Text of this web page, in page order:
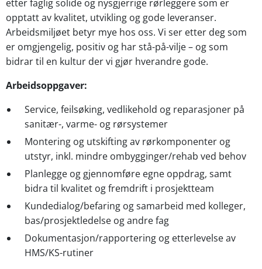
etter faglig solide og nysgjerrige rørleggere som er
opptatt av kvalitet, utvikling og gode leveranser.
Arbeidsmiljøet betyr mye hos oss. Vi ser etter deg som
er omgjengelig, positiv og har stå-på-vilje – og som
bidrar til en kultur der vi gjør hverandre gode.
Arbeidsoppgaver:
Service, feilsøking, vedlikehold og reparasjoner på
sanitær-, varme- og rørsystemer
Montering og utskifting av rørkomponenter og
utstyr, inkl. mindre ombygginger/rehab ved behov
Planlegge og gjennomføre egne oppdrag, samt
bidra til kvalitet og fremdrift i prosjektteam
Kundedialog/befaring og samarbeid med kolleger,
bas/prosjektledelse og andre fag
Dokumentasjon/rapportering og etterlevelse av
HMS/KS-rutiner